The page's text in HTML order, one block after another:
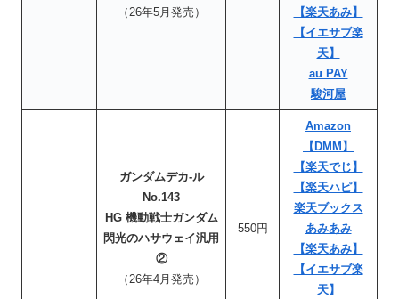
（26年5月発売）
【楽天あみ】
【イエサブ楽
天】
au PAY
駿河屋
ガンダムデカ-ル
No.143
HG 機動戦士ガンダム
閃光のハサウェイ汎用
②
（26年4月発売）
550円
Amazon
【DMM】
【楽天でじ】
【楽天ハピ】
楽天ブックス
あみあみ
【楽天あみ】
【イエサブ楽
天】